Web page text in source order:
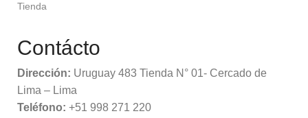
Tienda
Contácto
Dirección: Uruguay 483 Tienda N° 01- Cercado de
Lima – Lima
Teléfono: +51 998 271 220